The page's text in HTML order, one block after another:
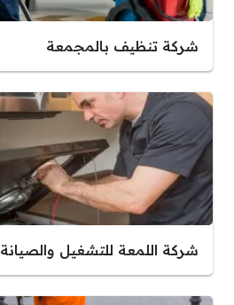
شركة تنظيف بالمجمعة
شركة اللمعة للتشغيل والصيانة